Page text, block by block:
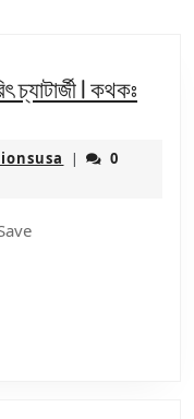
চ্যাটার্জী | কথকঃ
|
0